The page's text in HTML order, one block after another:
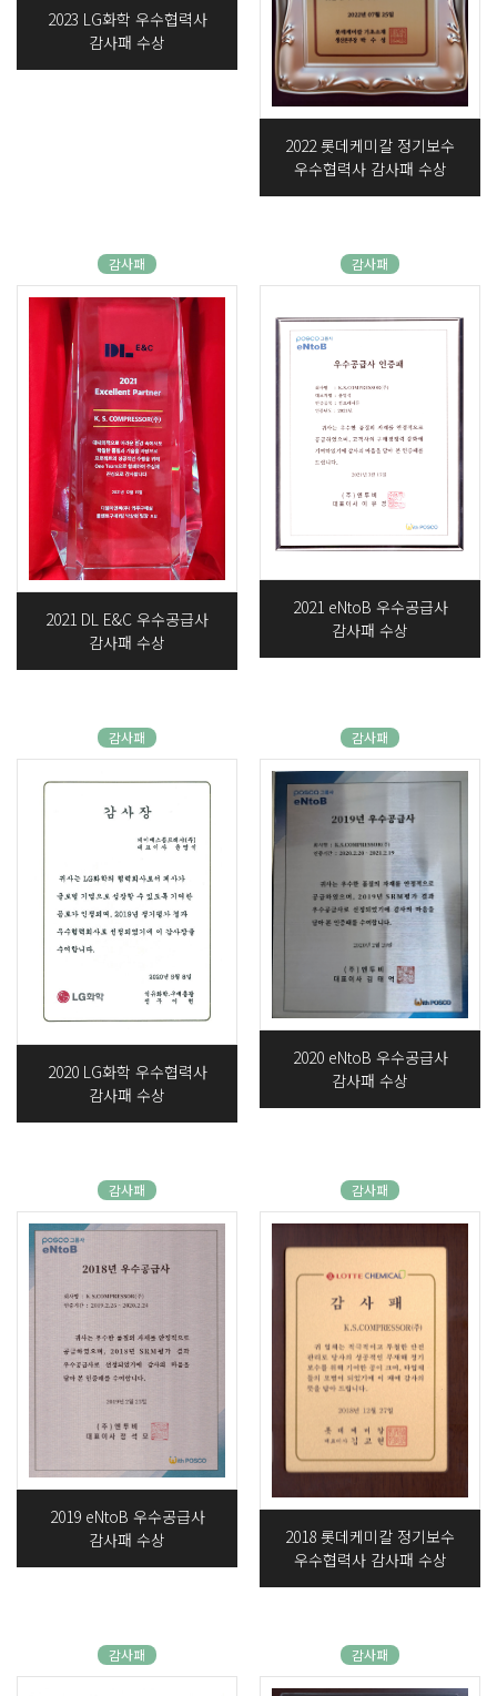
2023 LG화학 우수협력사
감사패 수상
2022 롯데케미칼 정기보수
우수협력사 감사패 수상
감사패
2021 DL E&C 우수공급사
감사패 수상
감사패
2021 eNtoB 우수공급사
감사패 수상
감사패
2020 LG화학 우수협력사
감사패 수상
감사패
2020 eNtoB 우수공급사
감사패 수상
감사패
2019 eNtoB 우수공급사
감사패 수상
감사패
2018 롯데케미칼 정기보수
우수협력사 감사패 수상
감사패 감사패